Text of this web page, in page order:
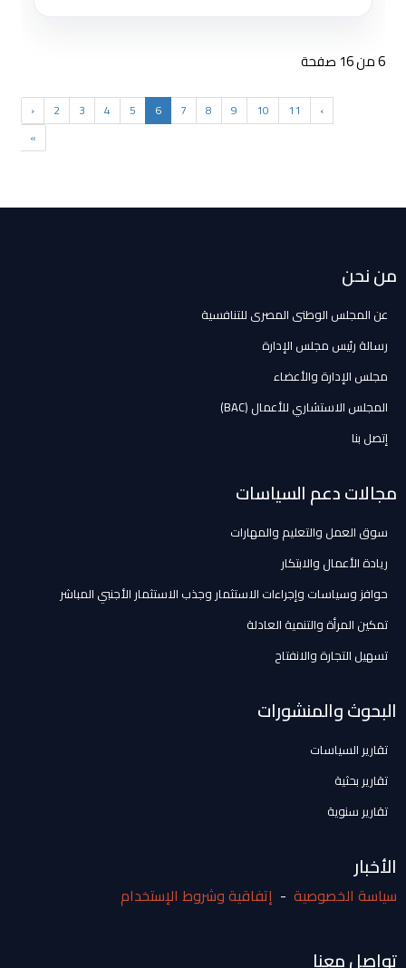
6 من 16 صفحة
‹ 2 3 4 5 6 7 8 9 10 11
›
»
من نحن
عن المجلس الوطنى المصرى للتنافسية
رسالة رئيس مجلس الإدارة
مجلس الإدارة والأعضاء
المجلس الاستشاري للأعمال (BAC)
إتصل بنا
مجالات دعم السياسات
سوق العمل والتعليم والمهارات
ريادة الأعمال والابتكار
حوافز وسياسات وإجراءات الاستثمار وجذب الاستثمار الأجنبي المباشر
تمكين المرأة والتنمية العادلة
تسهيل التجارة والانفتاح
البحوث والمنشورات
تقارير السياسات
تقارير بحثية
تقارير سنوية
الأخبار
سياسة الخصوصية - إتفاقية وشروط الإستخدام
تواصل معنا